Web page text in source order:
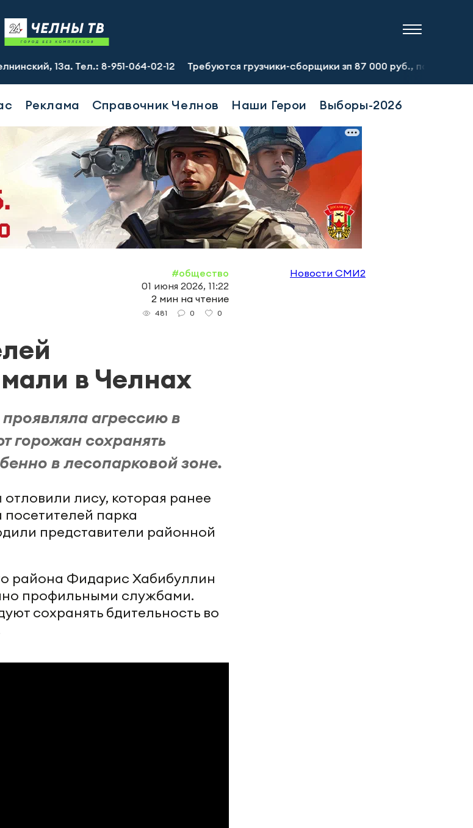
Тел.: 8-951-064-02-12 Требуются грузчики-сборщики зп 87 000 руб., подсобный рабочий
Реклама Справочник Челнов Наши Герои Выборы-2026
#общество
01 июня 2026, 11:22
2 мин на чтение
481 0 0
в Челнах
агрессию в
горожан сохранять
в лесопарковой зоне.
лису, которая ранее
парка
представители районной
района Фидарис Хабибуллин
профильными службами.
сохранять бдительность во
Новости СМИ2